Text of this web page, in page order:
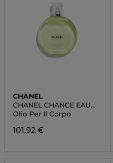
CHANEL
CHANEL CHANCE EAU
FRAÎCHE
Olio Per Il Corpo
101,92 €